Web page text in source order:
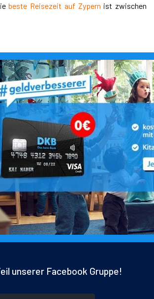
beste Reisezeit auf Zypern ist zwischen
unserer Facebook Gruppe!